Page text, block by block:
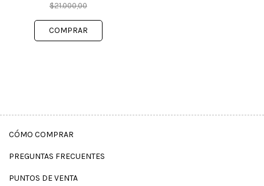
$21.000,00
CÓMO COMPRAR
PREGUNTAS FRECUENTES
PUNTOS DE VENTA